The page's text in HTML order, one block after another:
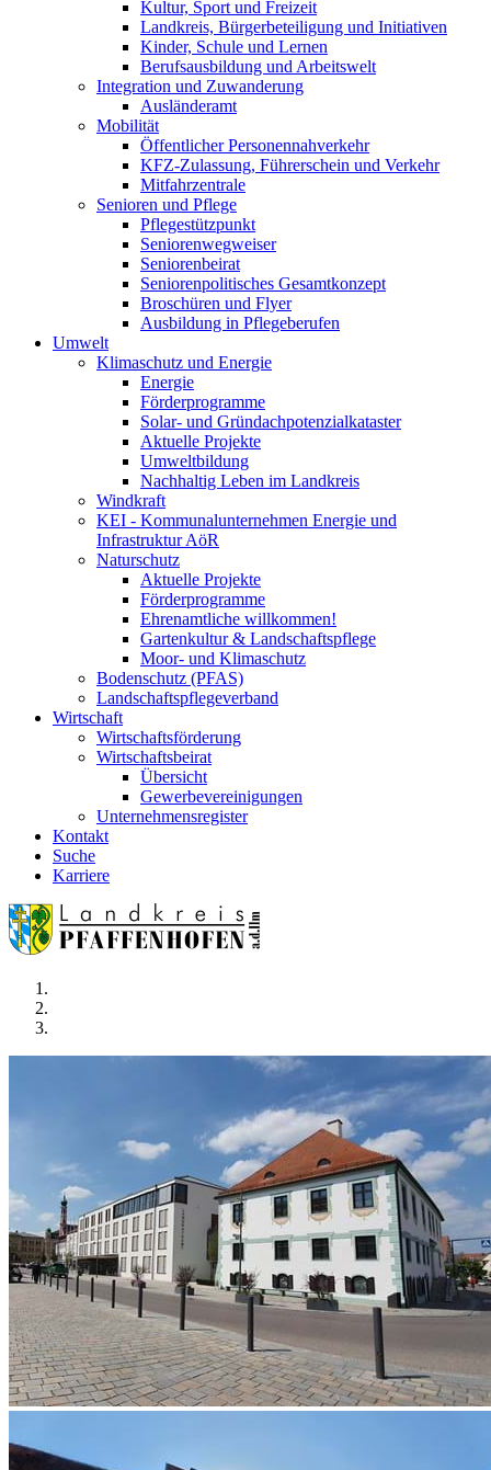
Kultur, Sport und Freizeit
Landkreis, Bürgerbeteiligung und Initiativen
Kinder, Schule und Lernen
Berufsausbildung und Arbeitswelt
Integration und Zuwanderung
Ausländeramt
Mobilität
Öffentlicher Personennahverkehr
KFZ-Zulassung, Führerschein und Verkehr
Mitfahrzentrale
Senioren und Pflege
Pflegestützpunkt
Seniorenwegweiser
Seniorenbeirat
Seniorenpolitisches Gesamtkonzept
Broschüren und Flyer
Ausbildung in Pflegeberufen
Umwelt
Klimaschutz und Energie
Energie
Förderprogramme
Solar- und Gründachpotenzialkataster
Aktuelle Projekte
Umweltbildung
Nachhaltig Leben im Landkreis
Windkraft
KEI - Kommunalunternehmen Energie und
Infrastruktur AöR
Naturschutz
Aktuelle Projekte
Förderprogramme
Ehrenamtliche willkommen!
Gartenkultur & Landschaftspflege
Moor- und Klimaschutz
Bodenschutz (PFAS)
Landschaftspflegeverband
Wirtschaft
Wirtschaftsförderung
Wirtschaftsbeirat
Übersicht
Gewerbevereinigungen
Unternehmensregister
Kontakt
Suche
Karriere